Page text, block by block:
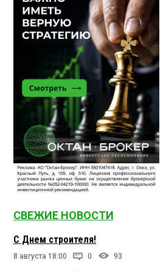
СВЕЖИЕ НОВОСТИ
С Днем строителя!
8 августа 18:00 0 93